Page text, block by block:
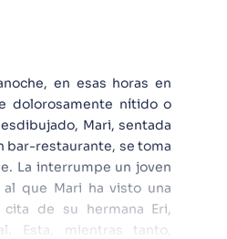
en esas horas en
dolorosamente nítido o
Mari, sentada
bar-restaurante, se toma
La interrumpe un joven
al que Mari ha visto una
de su hermana Eri,
Esta, mientras tanto,